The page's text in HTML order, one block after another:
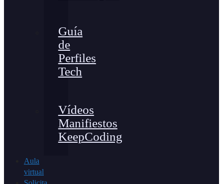
Guía
de
Perfiles
Tech
Vídeos
Manifiestos
KeepCoding
Aula
virtual